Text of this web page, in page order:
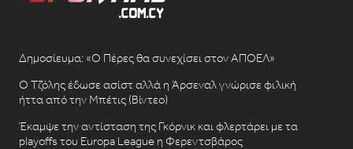
Δημοσίευμα: «Ο Πέρες θα συνεχίσει στον ΑΠΟΕΛ»
Ο Τζόλης έδωσε ασίστ αλλά η Άρσεναλ γνώρισε φιλική
ήττα από την Μπέτις (Βίντεο)
Έκαμψε την αντίσταση της Γκόρνικ και φλερτάρει με τα
playoffs του Europa League η Φερεντσβάρος